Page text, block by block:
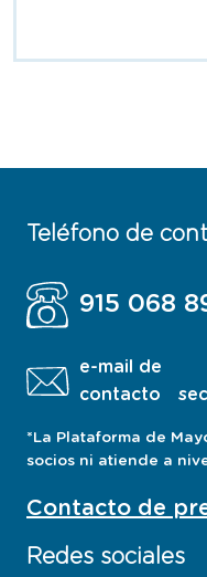
Teléfono de
915 068
e-mail de
contacto
*La Plataforma de
socios ni atiende a
Contacto de
Redes sociales